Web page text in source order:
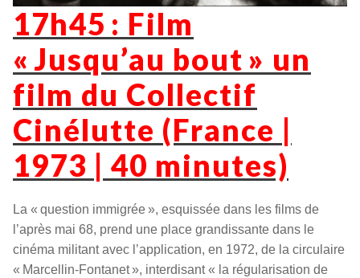
17h45 : Film
« Jusqu’au bout » un
film du Collectif
Cinélutte (France |
1973 | 40 minutes)
La « question immigrée », esquissée dans les films de
l’après mai 68, prend une place grandissante dans le
cinéma militant avec l’application, en 1972, de la circulaire
« Marcellin-Fontanet », interdisant « la régularisation de